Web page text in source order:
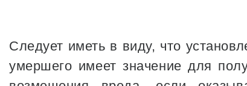
Следует иметь в виду, что
умершего имеет значение для